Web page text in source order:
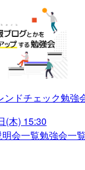
ンドチェック勉強
(木) 15:30
会一覧勉強会一覧